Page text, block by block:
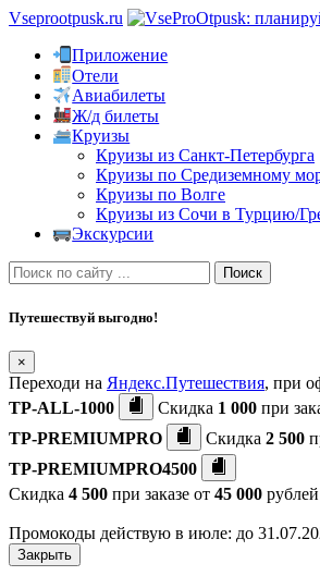
Vseprootpusk.ru
Приложение
Отели
Авиабилеты
Ж/д билеты
Круизы
Круизы из Санкт-Петербурга
Круизы по Средиземному
Круизы по Волге
Круизы из Сочи в Турцию/
Экскурсии
Поиск
Путешествуй выгодно!
×
Переходи на Яндекс.Путешествия, при
TP-ALL-1000
Скидка 1 000 при
TP-PREMIUMPRO
Скидка 2 500
TP-PREMIUMPRO4500
Скидка 4 500 при заказе от 45 000 рублей
Промокоды действую в июле: до
Закрыть